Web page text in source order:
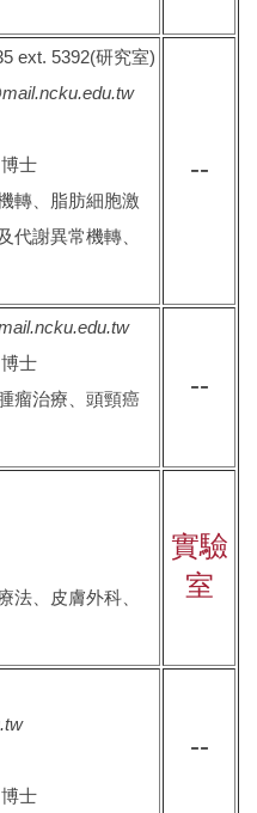
ext. 5392(研究室)
士
轉、脂肪細胞激
代謝異常機轉、
--
士
瘤治療、頭頸癌
--
法、皮膚外科、
實驗
室
士
--